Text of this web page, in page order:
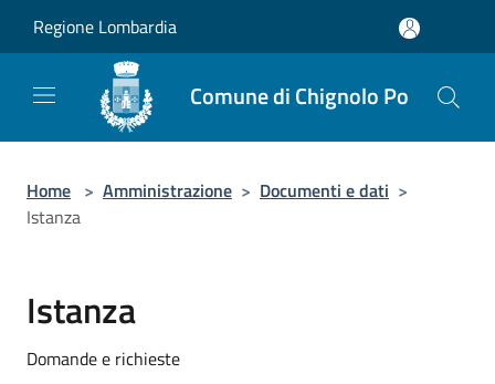
Regione Lombardia
Comune di Chignolo Po
Home > Amministrazione > Documenti e dati >
Istanza
Istanza
Domande e richieste